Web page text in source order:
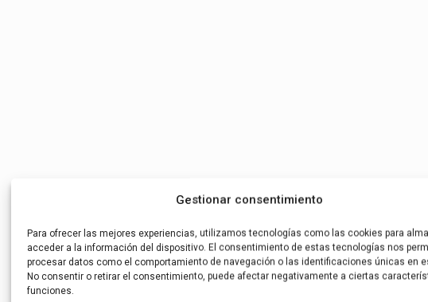
Gestionar consentimiento
Para ofrecer las mejores experiencias, utilizamos tecnologías como las cookies para
acceder a la información del dispositivo. El consentimiento de estas tecnologías nos
procesar datos como el comportamiento de navegación o las identificaciones únicas en
No consentir o retirar el consentimiento, puede afectar negativamente a ciertas
funciones.